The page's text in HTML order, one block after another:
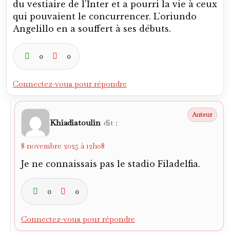
8 novembre 2025 à 12h08
Je ne connaissais pas le stadio Filadelfia.
0
Connectez-vous pour répondre
Khiadiatoulin dit :
8 novembre 2025 à 12h17
Tu penses qu’Émile Bongiorni aurait pu
0
Connectez-vous pour répondre